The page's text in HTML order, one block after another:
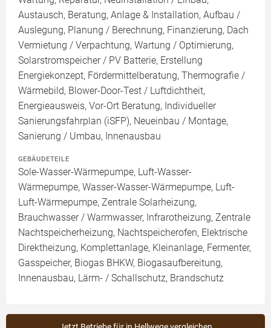
Austausch, Beratung, Anlage & Installation, Aufbau /
Auslegung, Planung / Berechnung, Finanzierung, Dach
Vermietung / Verpachtung, Wartung / Optimierung,
Solarstromspeicher / PV Batterie, Erstellung
Energiekonzept, Fördermittelberatung, Thermografie /
Wärmebild, Blower-Door-Test / Luftdichtheit,
Energieausweis, Vor-Ort Beratung, Individueller
Sanierungsfahrplan (iSFP), Neueinbau / Montage,
Sanierung / Umbau, Innenausbau
GEBÄUDETEILE
Sole-Wasser-Wärmepumpe, Luft-Wasser-
Wärmepumpe, Wasser-Wasser-Wärmepumpe, Luft-
Luft-Wärmepumpe, Zentrale Solarheizung,
Brauchwasser / Warmwasser, Infrarotheizung, Zentrale
Nachtspeicherheizung, Nachtspeicherofen, Elektrische
Direktheizung, Komplettanlage, Kleinanlage, Fermenter,
Gasspeicher, Biogas BHKW, Biogasaufbereitung,
Innenausbau, Lärm- / Schallschutz, Brandschutz